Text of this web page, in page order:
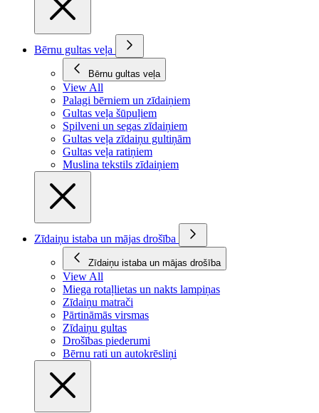
Bērnu gultas veļa
Bērnu gultas veļa
View All
Palagi bērniem un zīdaiņiem
Gultas veļa šūpuļiem
Spilveni un segas zīdaiņiem
Gultas veļa zīdaiņu gultiņām
Gultas veļa ratiņiem
Muslina tekstils zīdaiņiem
Zīdaiņu istaba un mājas drošība
Zīdaiņu istaba un mājas drošība
View All
Miega rotaļlietas un nakts lampiņas
Zīdaiņu matrači
Pārtināmās virsmas
Zīdaiņu gultas
Drošības piederumi
Bērnu rati un autokrēsliņi